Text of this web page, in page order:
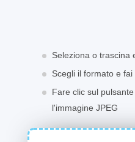
Seleziona o trascina
Scegli il formato e
Fare clic sul
l'immagine JPEG